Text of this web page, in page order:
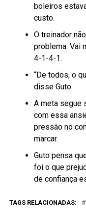
boleiros
custo.
O treinador
problema. Vai
4-1-4-1.
“De todos, o
disse Guto.
A meta segue
com essa
pressão no
marcar.
Guto pensa
foi o que
de confiança
TAGS RELACIONADAS: